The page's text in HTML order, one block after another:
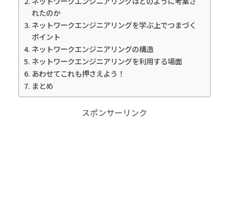
れたのか
ネットワークエンジニアリングを学ぶ上でつまづく
ポイント
ネットワークエンジニアリングの構造
ネットワークエンジニアリングを利用する場面
あわせてこれも押さえよう！
まとめ
スポンサーリンク